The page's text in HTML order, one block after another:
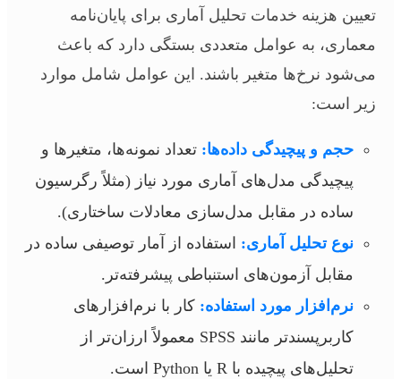
تعیین هزینه خدمات تحلیل آماری برای پایان‌نامه
معماری، به عوامل متعددی بستگی دارد که باعث
می‌شود نرخ‌ها متغیر باشند. این عوامل شامل موارد
زیر است:
حجم و پیچیدگی داده‌ها: تعداد نمونه‌ها، متغیرها و
پیچیدگی مدل‌های آماری مورد نیاز (مثلاً رگرسیون
ساده در مقابل مدل‌سازی معادلات ساختاری).
نوع تحلیل آماری: استفاده از آمار توصیفی ساده در
مقابل آزمون‌های استنباطی پیشرفته‌تر.
نرم‌افزار مورد استفاده: کار با نرم‌افزارهای
کاربرپسندتر مانند SPSS معمولاً ارزان‌تر از
تحلیل‌های پیچیده با R یا Python است.